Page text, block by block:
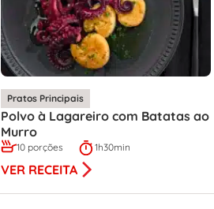
Pratos Principais
Polvo à Lagareiro com Batatas ao
Murro
10 porções 1h30min
VER RECEITA